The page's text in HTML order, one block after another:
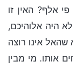
אלף? האין זו
היה אלוהיכם,
אינו רוצה
אותו. מי מבין